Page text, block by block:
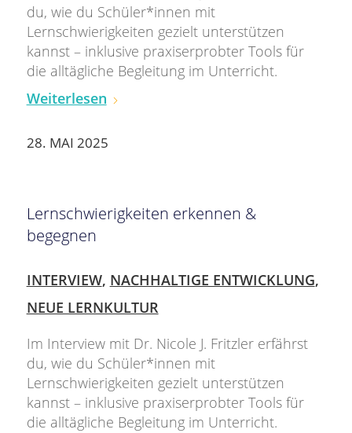
du, wie du Schüler*innen mit
Lernschwierigkeiten gezielt unterstützen
kannst – inklusive praxiserprobter Tools für
die alltägliche Begleitung im Unterricht.
Weiterlesen
28. MAI 2025
Lernschwierigkeiten erkennen &
begegnen
INTERVIEW, NACHHALTIGE ENTWICKLUNG,
NEUE LERNKULTUR
Im Interview mit Dr. Nicole J. Fritzler erfährst
du, wie du Schüler*innen mit
Lernschwierigkeiten gezielt unterstützen
kannst – inklusive praxiserprobter Tools für
die alltägliche Begleitung im Unterricht.